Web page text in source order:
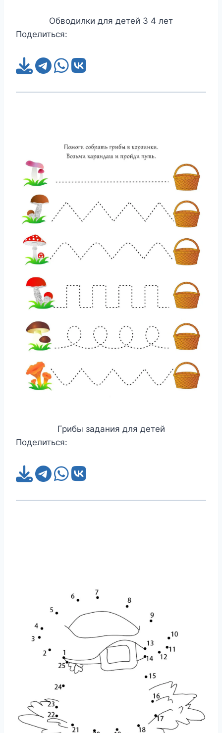
Обводилки для детей 3 4 лет
Поделиться:
Грибы задания для детей
Поделиться: